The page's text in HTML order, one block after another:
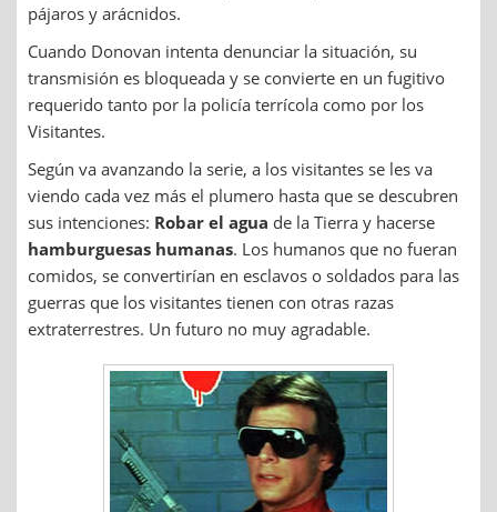
pájaros y arácnidos.
Cuando Donovan intenta denunciar la situación, su
transmisión es bloqueada y se convierte en un fugitivo
requerido tanto por la policía terrícola como por los
Visitantes.
Según va avanzando la serie, a los visitantes se les va
viendo cada vez más el plumero hasta que se descubren
sus intenciones: Robar el agua de la Tierra y hacerse
hamburguesas humanas. Los humanos que no fueran
comidos, se convertirían en esclavos o soldados para las
guerras que los visitantes tienen con otras razas
extraterrestres. Un futuro no muy agradable.